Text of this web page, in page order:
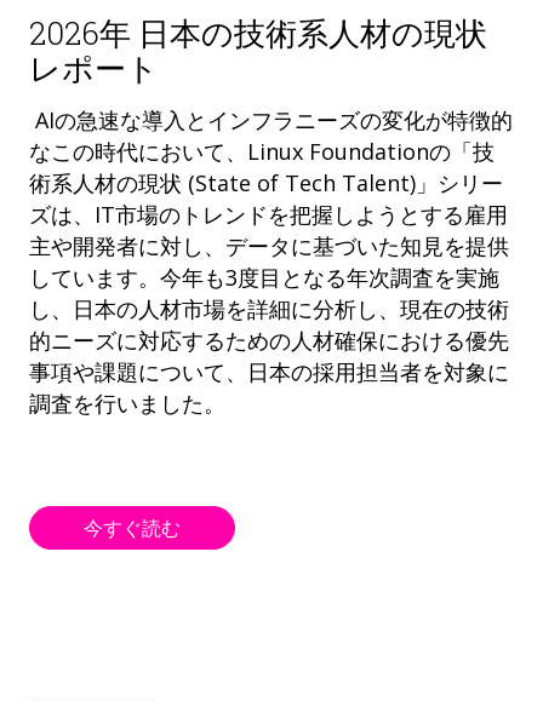
2026年 日本の技術系人材の現状
レポート
AIの急速な導入とインフラニーズの変化が特徴的
なこの時代において、Linux Foundationの「技
術系人材の現状 (State of Tech Talent)」シリー
ズは、IT市場のトレンドを把握しようとする雇用
主や開発者に対し、データに基づいた知見を提供
しています。今年も3度目となる年次調査を実施
し、日本の人材市場を詳細に分析し、現在の技術
的ニーズに対応するための人材確保における優先
事項や課題について、日本の採用担当者を対象に
調査を行いました。
今すぐ読む